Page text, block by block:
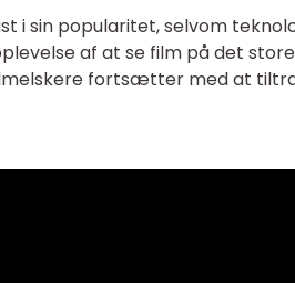
i sin popularitet, selvom
af at se film på det
fortsætter med at